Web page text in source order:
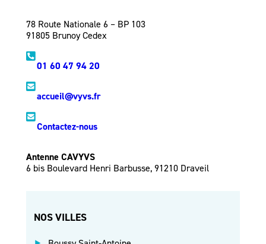
78 Route Nationale 6 – BP 103
91805 Brunoy Cedex
01 60 47 94 20
accueil@vyvs.fr
Contactez-nous
Antenne CAVYVS
6 bis Boulevard Henri Barbusse, 91210 Draveil
NOS VILLES